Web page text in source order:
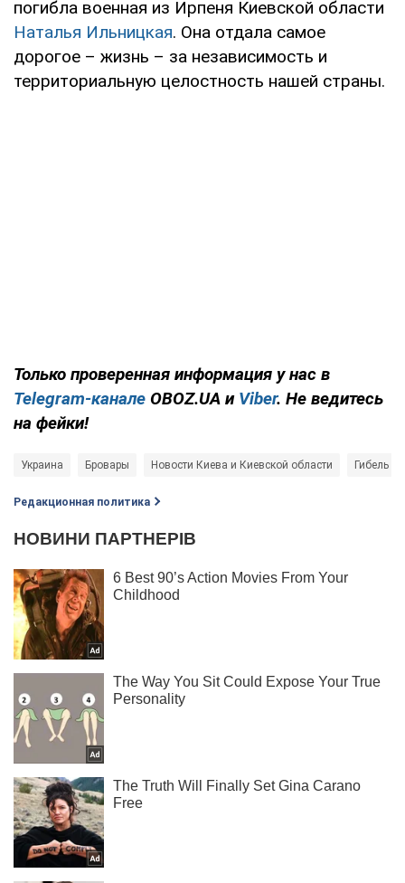
погибла военная из Ирпеня Киевской области
Наталья Ильницкая. Она отдала самое
дорогое – жизнь – за независимость и
территориальную целостность нашей страны.
Только проверенная информация у нас в
Telegram-канале OBOZ.UA и Viber. Не ведитесь
на фейки!
Украина Бровары Новости Киева и Киевской области Гибель
Редакционная политика